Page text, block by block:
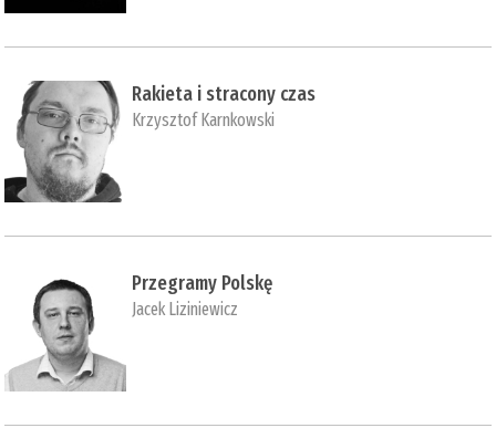
Rakieta i stracony czas
Krzysztof Karnkowski
Przegramy Polskę
Jacek Liziniewicz